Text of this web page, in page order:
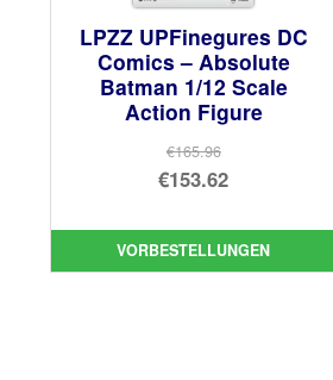
LPZZ UPFinegures DC
Comics – Absolute
Batman 1/12 Scale
Action Figure
€165.96
Ursprünglicher
war:
€165.96
€153.62
Preis
ist:
VORBESTELLUNGEN